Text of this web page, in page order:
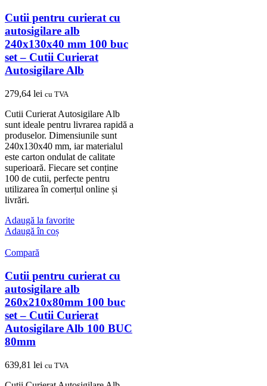
Cutii pentru curierat cu
autosigilare alb
240x130x40 mm 100 buc
set – Cutii Curierat
Autosigilare Alb
279,64 lei cu TVA
Cutii Curierat Autosigilare Alb
sunt ideale pentru livrarea rapidă a
produselor. Dimensiunile sunt
240x130x40 mm, iar materialul
este carton ondulat de calitate
superioară. Fiecare set conține
100 de cutii, perfecte pentru
utilizarea în comerțul online și
livrări.
Adaugă la favorite
Adaugă în coș
Compară
Cutii pentru curierat cu
autosigilare alb
260x210x80mm 100 buc
set – Cutii Curierat
Autosigilare Alb 100 BUC
80mm
639,81 lei cu TVA